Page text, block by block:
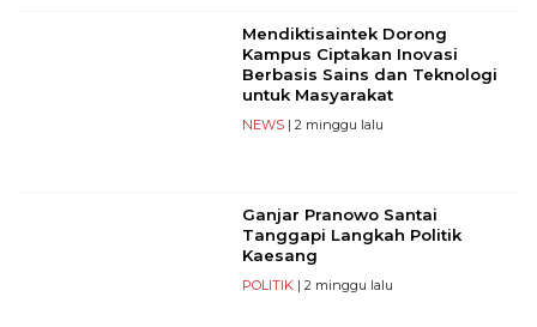
Mendiktisaintek Dorong
Kampus Ciptakan Inovasi
Berbasis Sains dan Teknologi
untuk Masyarakat
NEWS| 2 minggu lalu
Ganjar Pranowo Santai
Tanggapi Langkah Politik
Kaesang
POLITIK | 2 minggu lalu